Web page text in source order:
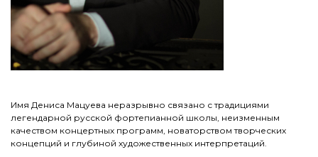
Имя Дениса Мацуева неразрывно связано с традициями
легендарной русской фортепианной школы, неизменным
качеством концертных программ, новаторством творческих
концепций и глубиной художественных интерпретаций.